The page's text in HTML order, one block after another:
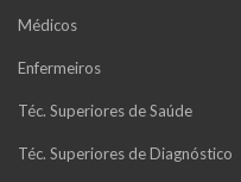
Médicos
Enfermeiros
Téc. Superiores de Saúde
Téc. Superiores de Diagnóstico